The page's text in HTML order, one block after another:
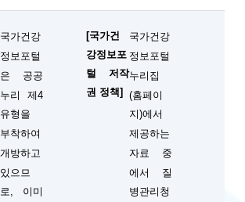
국가건강
정보포털
은 공공
누리 제4
유형을
부착하여
개방하고
있으므
로, 이미
[국가건
강정보포
털 저작
권 정책]
국가건강
정보포털
누리집
(홈페이
지)에서
제공하는
자료 중
에서 질
병관리청